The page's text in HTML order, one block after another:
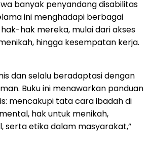
banyak penyandang disabilitas
ini menghadapi berbagai
hak mereka, mulai dari akses
hingga kesempatan kerja.
dan selalu beradaptasi dengan
Buku ini menawarkan panduan
mencakupi tata cara ibadah di
hak untuk menikah,
serta etika dalam masyarakat,”